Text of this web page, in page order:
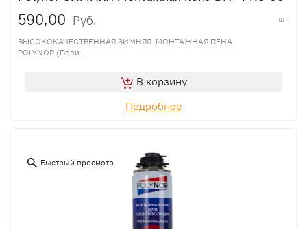
590,00 Руб. шт.
ВЫСОКОКАЧЕСТВЕННАЯ ЗИМНЯЯ МОНТАЖНАЯ ПЕНА
POLYNOR (Поли...
В корзину
Подробнее
Быстрый просмотр